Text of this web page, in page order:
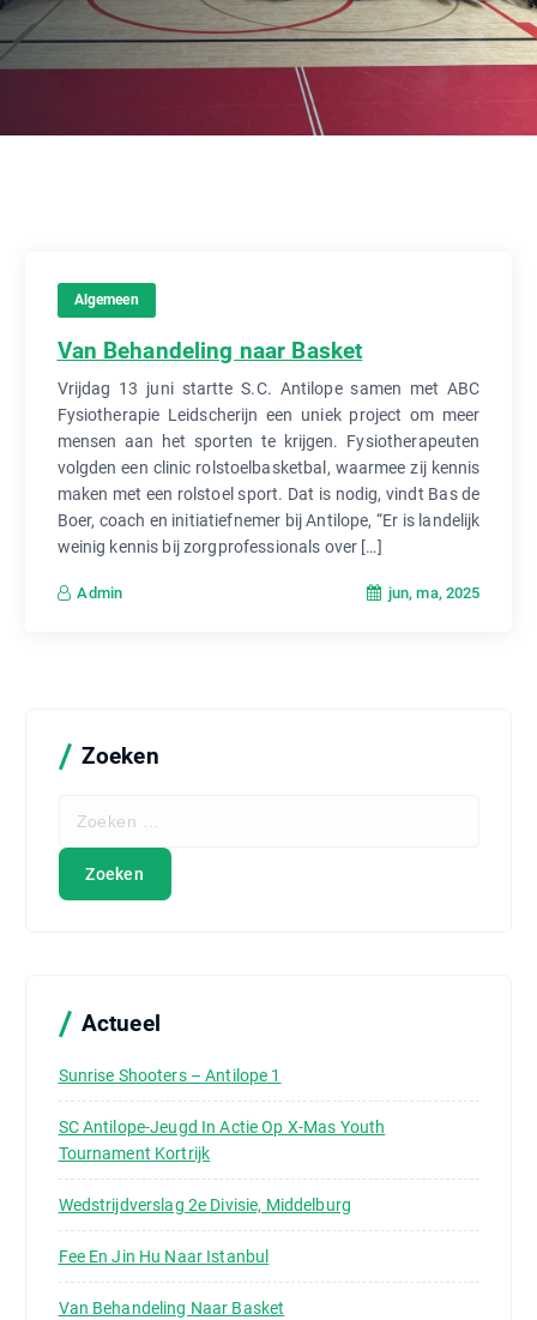
Algemeen
Van Behandeling naar Basket
Vrijdag 13 juni startte S.C. Antilope samen met ABC
Fysiotherapie Leidscherijn een uniek project om meer
mensen aan het sporten te krijgen. Fysiotherapeuten
volgden een clinic rolstoelbasketbal, waarmee zij kennis
maken met een rolstoel sport. Dat is nodig, vindt Bas de
Boer, coach en initiatiefnemer bij Antilope, “Er is landelijk
weinig kennis bij zorgprofessionals over […]
Admin jun, ma, 2025
Zoeken
e
a
r
:
Actueel
Sunrise Shooters – Antilope 1
SC Antilope-Jeugd In Actie Op X-Mas Youth
Tournament Kortrijk
Wedstrijdverslag 2e Divisie, Middelburg
Fee En Jin Hu Naar Istanbul
Van Behandeling Naar Basket